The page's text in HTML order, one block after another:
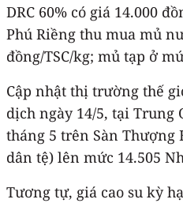
DRC 60% có giá 14.000
Phú Riềng thu mua mủ
đồng/TSC/kg; mủ tạp ở
Cập nhật thị trường thế
dịch ngày 14/5, tại Trung
tháng 5 trên Sàn Thượng
dân tệ) lên mức 14.505
Tương tự, giá cao su kỳ